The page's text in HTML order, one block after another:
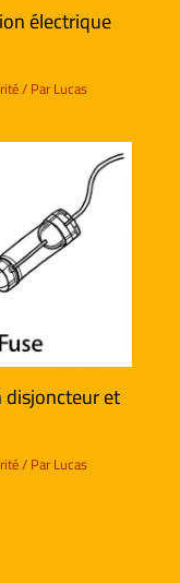
électrique
/ ParLucas
disjoncteur et
/ ParLucas